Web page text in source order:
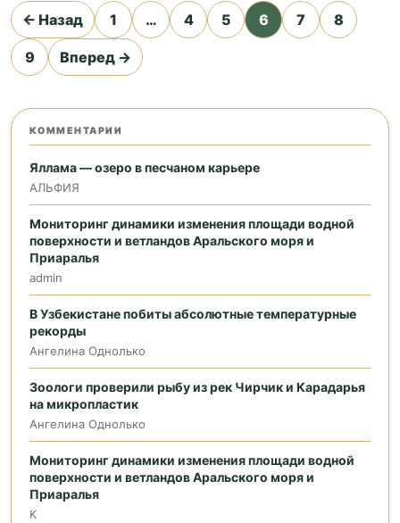
Пагинация
записей
← Назад 1 … 4 5 6 7 8
9 Вперед →
КОММЕНТАРИИ
Яллама — озеро в песчаном карьере
АЛЬФИЯ
Мониторинг динамики изменения площади водной
поверхности и ветландов Аральского моря и
Приаралья
admin
В Узбекистане побиты абсолютные температурные
рекорды
Ангелина Однолько
Зоологи проверили рыбу из рек Чирчик и Карадарья
на микропластик
Ангелина Однолько
Мониторинг динамики изменения площади водной
поверхности и ветландов Аральского моря и
Приаралья
K